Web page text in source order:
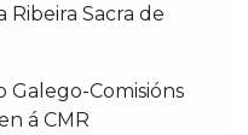
Ribeira Sacra de
Galego-Comisións
á CMR